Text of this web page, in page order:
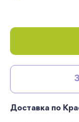
Доставка по